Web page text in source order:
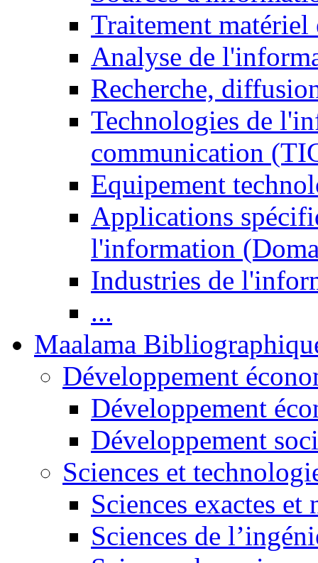
Traitement matériel
Analyse de
Recherche,
Technologies de
communication
Equipement
Applications
l'information
Industries de
...
Maalama
Développement
Développement
Développement
Sciences et
Sciences exactes et
Sciences de